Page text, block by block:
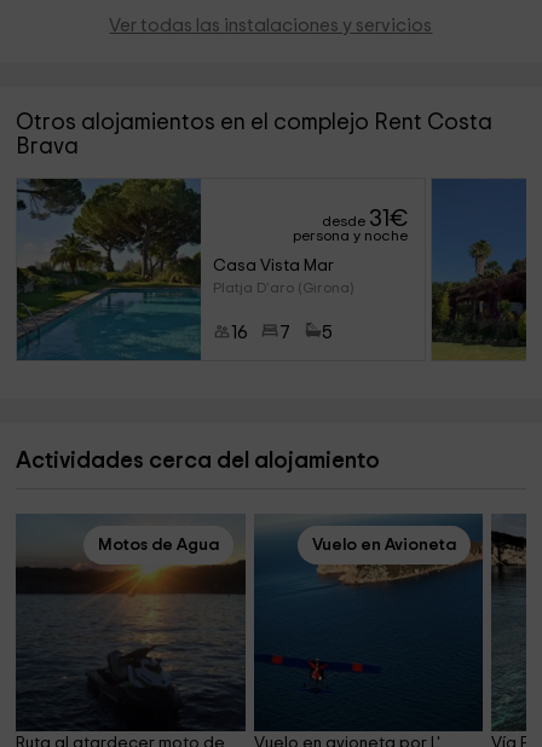
Ver todas las instalaciones y servicios
Otros alojamientos en el complejo Rent Costa
Brava
desde 31€
persona y noche
Casa Vista Mar
Platja D'aro (Girona)
16 7 5
Actividades cerca del alojamiento
Motos de Agua
Ruta al atardecer moto de
Vuelo en Avioneta
Vuelo en avioneta por L' Vía